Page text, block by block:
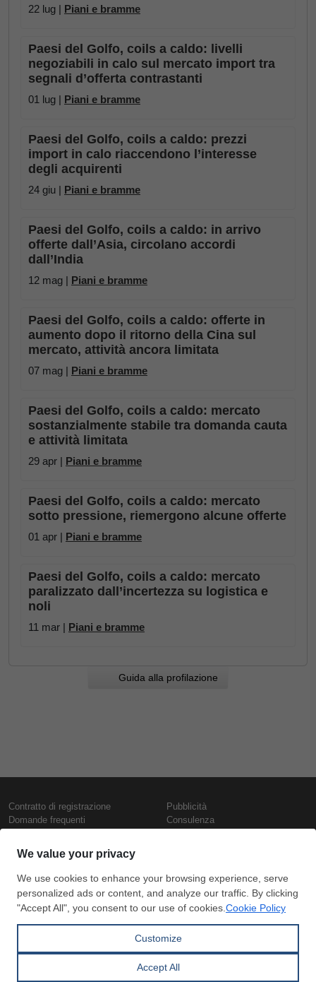
22 lug | Piani e bramme
Paesi del Golfo, coils a caldo: livelli
negoziabili in calo sul mercato import tra
segnali d’offerta contrastanti
01 lug | Piani e bramme
Paesi del Golfo, coils a caldo: prezzi
import in calo riaccendono l’interesse
degli acquirenti
24 giu | Piani e bramme
Paesi del Golfo, coils a caldo: in arrivo
offerte dall’Asia, circolano accordi
dall’India
12 mag | Piani e bramme
Paesi del Golfo, coils a caldo: offerte in
aumento dopo il ritorno della Cina sul
mercato, attività ancora limitata
07 mag | Piani e bramme
Paesi del Golfo, coils a caldo: mercato
sostanzialmente stabile tra domanda cauta
e attività limitata
29 apr | Piani e bramme
Paesi del Golfo, coils a caldo: mercato
sotto pressione, riemergono alcune offerte
01 apr | Piani e bramme
Paesi del Golfo, coils a caldo: mercato
paralizzato dall’incertezza su logistica e
noli
11 mar | Piani e bramme
Guida alla profilazione
Contratto di registrazione
Domande frequenti
Presentazione
Contattaci
Termini di utilizzo
Politica di riservatezza
Pubblicità
Consulenza
Prezzi e indici
Prezzi giornalieri rottame
Marketplace Inc.
Tutti i diritti riservati